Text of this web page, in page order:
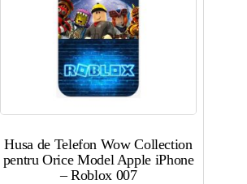
Husa de Telefon Wow Collection
pentru Orice Model Apple iPhone
– Roblox 007